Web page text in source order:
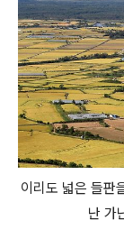
이리도 넓은 들판
난 가